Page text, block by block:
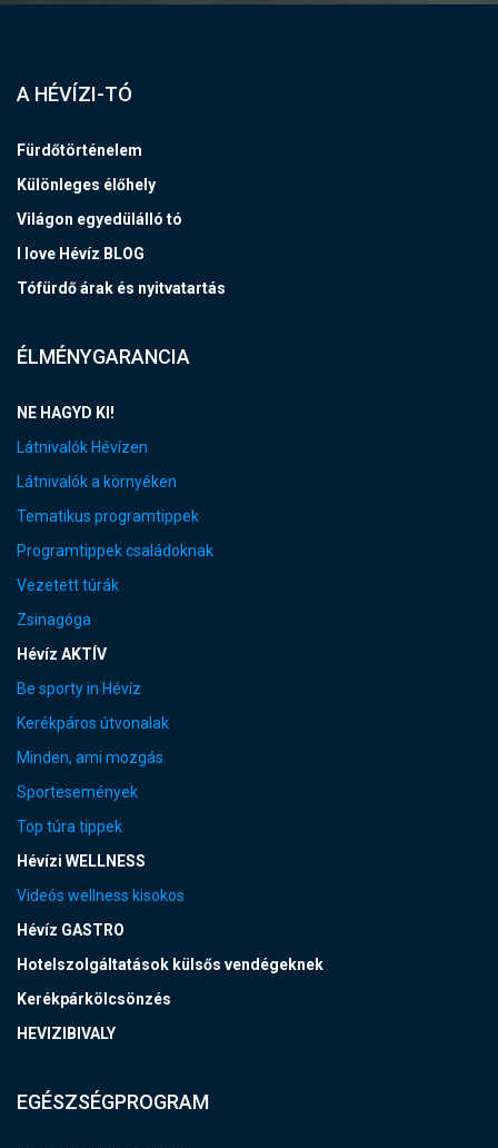
A HÉVÍZI-TÓ
Fürdőtörténelem
Különleges élőhely
Világon egyedülálló tó
I love Hévíz BLOG
Tófürdő árak és nyitvatartás
ÉLMÉNYGARANCIA
NE HAGYD KI!
Látnivalók Hévízen
Látnivalók a környéken
Tematikus programtippek
Programtippek családoknak
Vezetett túrák
Zsinagóga
Hévíz AKTÍV
Be sporty in Hévíz
Kerékpáros útvonalak
Minden, ami mozgás
Sportesemények
Top túra tippek
Hévízi WELLNESS
Videós wellness kisokos
Hévíz GASTRO
Hotelszolgáltatások külsős vendégeknek
Kerékpárkölcsönzés
HEVIZIBIVALY
EGÉSZSÉGPROGRAM